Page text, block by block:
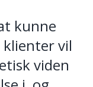
kunne
vil
viden